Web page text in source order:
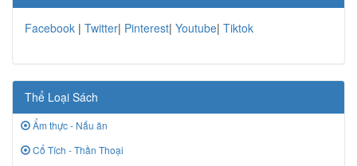
Facebook | Twitter| Pinterest| Youtube| Tiktok
Thể Loại Sách
Ẩm thực - Nấu ăn
Cổ Tích - Thần Thoại